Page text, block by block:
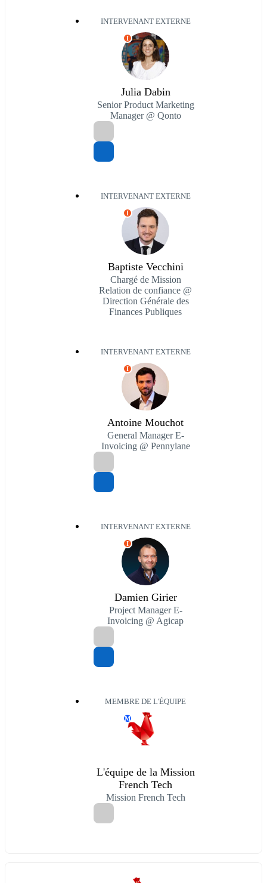
INTERVENANT EXTERNE
I
Julia Dabin
Senior Product Marketing
Manager @ Qonto
INTERVENANT EXTERNE
I
Baptiste Vecchini
Chargé de Mission
Relation de confiance @
Direction Générale des
Finances Publiques
INTERVENANT EXTERNE
I
Antoine Mouchot
General Manager E-
Invoicing @ Pennylane
INTERVENANT EXTERNE
I
Damien Girier
Project Manager E-
Invoicing @ Agicap
MEMBRE DE L'ÉQUIPE
M
L'équipe de la Mission
French Tech
Mission French Tech